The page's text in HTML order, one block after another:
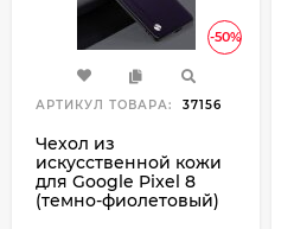
-50%
АРТИКУЛ ТОВАРА: 37156
Чехол из
искусственной кожи
для Google Pixel 8
(темно-фиолетовый)